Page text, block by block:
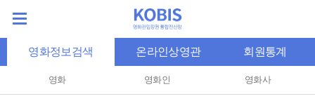
영화정보검색 온라인상영관 회원통계
영화 영화인 영화사